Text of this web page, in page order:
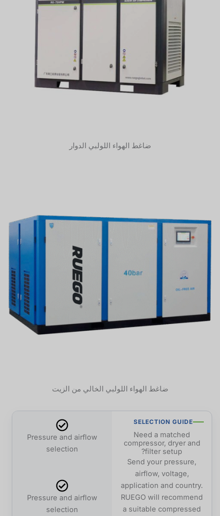
ضاغط الهواء اللولبي الدوار
ضاغط الهواء اللولبي الخالي من الزيت
SELECTION GUIDE
Need a matched
compressor, dryer and
filter setup?
Send your pressure,
airflow, voltage,
application and country.
RUEGO will recommend
a suitable compressed
Pressure and airflow
selection
Pressure and airflow
selection